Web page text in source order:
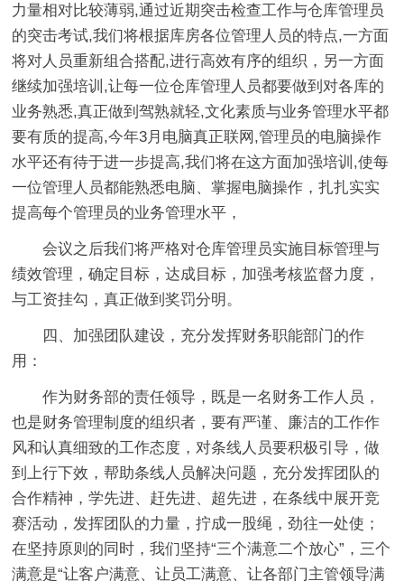
力量相对比较薄弱,通过近期突击检查工作与仓库管理员
的突击考试,我们将根据库房各位管理人员的特点,一方面
将对人员重新组合搭配,进行高效有序的组织，另一方面
继续加强培训,让每一位仓库管理人员都要做到对各库的
业务熟悉,真正做到驾熟就轻,文化素质与业务管理水平都
要有质的提高,今年3月电脑真正联网,管理员的电脑操作
水平还有待于进一步提高,我们将在这方面加强培训,使每
一位管理人员都能熟悉电脑、掌握电脑操作，扎扎实实
提高每个管理员的业务管理水平，
会议之后我们将严格对仓库管理员实施目标管理与
绩效管理，确定目标，达成目标，加强考核监督力度，
与工资挂勾，真正做到奖罚分明。
四、加强团队建设，充分发挥财务职能部门的作
用：
作为财务部的责任领导，既是一名财务工作人员，
也是财务管理制度的组织者，要有严谨、廉洁的工作作
风和认真细致的工作态度，对条线人员要积极引导，做
到上行下效，帮助条线人员解决问题，充分发挥团队的
合作精神，学先进、赶先进、超先进，在条线中展开竞
赛活动，发挥团队的力量，拧成一股绳，劲往一处使；
在坚持原则的同时，我们坚持“三个满意二个放心”，三个
满意是“让客户满意、让员工满意、让各部门主管领导满